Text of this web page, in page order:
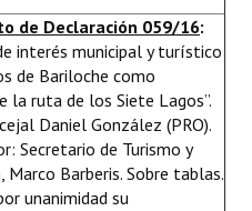
de Declaración 059/16:
interés municipal y turístico
de Bariloche como
la ruta de los Siete Lagos”.
Daniel González (PRO).
Secretario de Turismo y
Marco Barberis. Sobre tablas.
unanimidad su